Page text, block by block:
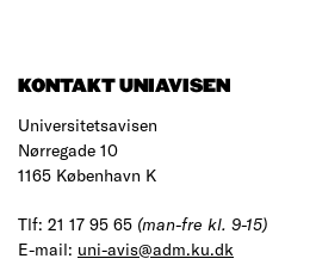
KONTAKT UNIAVISEN
Universitetsavisen
Nørregade 10
1165 København K
Tlf: 21 17 95 65 (man-fre kl. 9-15)
E-mail: uni-avis@adm.ku.dk